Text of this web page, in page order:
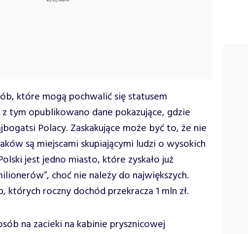
które mogą pochwalić się statusem
tym opublikowano dane pokazujące, gdzie
Polacy. Zaskakujące może być to, że nie
są miejscami skupiającymi ludzi o wysokich
jest jedno miasto, które zyskało już
choć nie należy do największych.
których roczny dochód przekracza 1 mln zł.
na zacieki na kabinie prysznicowej